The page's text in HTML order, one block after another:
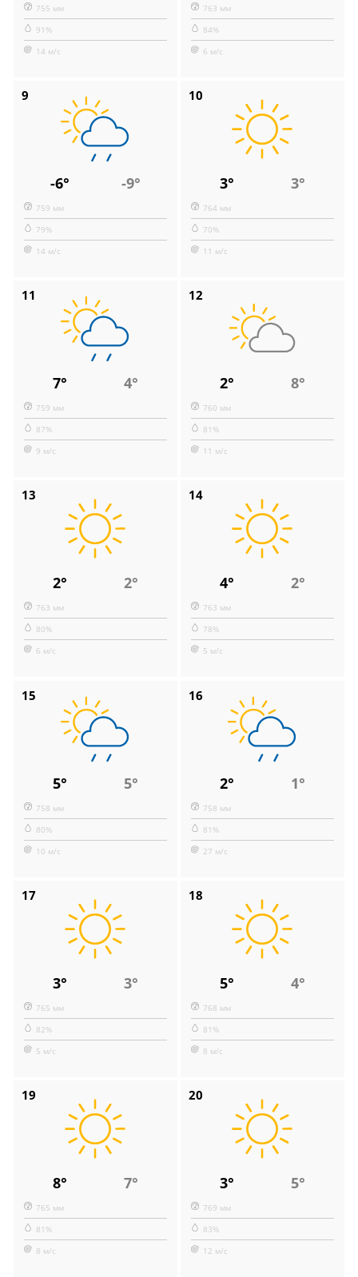
755 мм
91%
14 м/с
763 мм
84%
6 м/с
9
-6° -9°
759 мм
79%
14 м/с
10
3° 3°
764 мм
70%
11 м/с
11
7° 4°
759 мм
87%
9 м/с
12
2° 8°
760 мм
81%
11 м/с
13
2° 2°
763 мм
80%
6 м/с
14
4° 2°
763 мм
78%
5 м/с
15
5° 5°
758 мм
80%
10 м/с
16
2° 1°
758 мм
81%
27 м/с
17
3° 3°
765 мм
82%
5 м/с
18
5° 4°
768 мм
81%
8 м/с
19
8° 7°
765 мм
81%
8 м/с
20
3° 5°
769 мм
83%
12 м/с